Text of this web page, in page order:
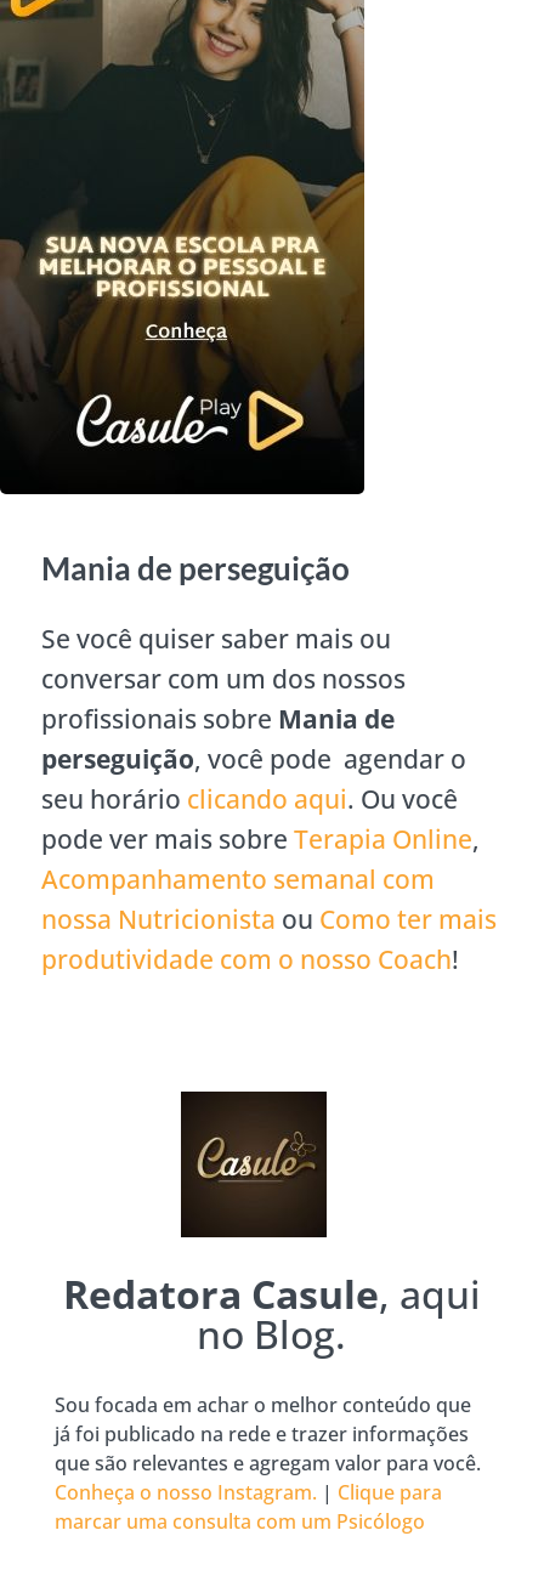
Mania de perseguição
Se você quiser saber mais ou
conversar com um dos nossos
profissionais sobre Mania de
perseguição, você pode agendar o
seu horário clicando aqui. Ou você
pode ver mais sobre Terapia Online,
Acompanhamento semanal com
nossa Nutricionista ou Como ter mais
produtividade com o nosso Coach!
Redatora Casule, aqui
no Blog.
Sou focada em achar o melhor conteúdo que
já foi publicado na rede e trazer informações
que são relevantes e agregam valor para você.
Conheça o nosso Instagram. | Clique para
marcar uma consulta com um Psicólogo